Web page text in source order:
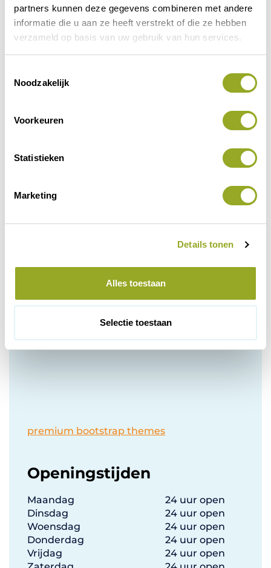
partners kunnen deze gegevens combineren met andere
informatie die u aan ze heeft verstrekt of die ze hebben
verzameld op basis van uw gebruik van hun services.
e
Noodzakelijk
Voorkeuren
Statistieken
Marketing
Details tonen
Alles toestaan
Selectie toestaan
Vorige korting Volgende korting
Contactinformatie
Bezoek de website van Hippe Gifts
premium bootstrap themes
Openingstijden
Maandag
24 uur open
Dinsdag
24 uur open
Woensdag
24 uur open
Donderdag
24 uur open
Vrijdag
24 uur open